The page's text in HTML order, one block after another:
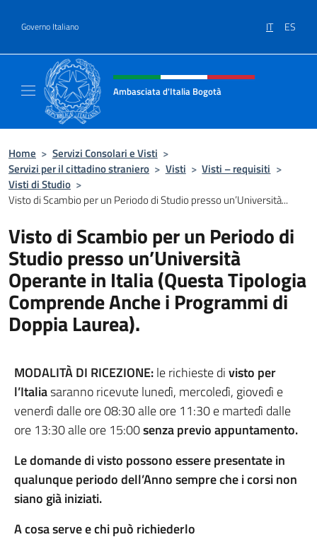
Governo Italiano IT ES
Intestazione sito, social e menù
Ambasciata d'Italia Bogotà
Home > Servizi Consolari e Visti >
Servizi per il cittadino straniero > Visti > Visti – requisiti >
Visti di Studio >
Visto di Scambio per un Periodo di Studio presso un’Università...
Visto di Scambio per un Periodo di
Studio presso un’Università
Operante in Italia (Questa Tipologia
Comprende Anche i Programmi di
Doppia Laurea).
MODALITÀ DI RICEZIONE:le richieste divisto per
l’Italiasaranno ricevute lunedì, mercoledì, giovedì e
venerdì dalle ore 08:30 alle ore 11:30 e martedì dalle
ore 13:30 alle ore 15:00senza previo appuntamento.
Le domande di visto possono essere presentate in
qualunque periodo dell’Anno sempre che i corsi non
siano già iniziati.
A cosa serve e chi può richiederlo